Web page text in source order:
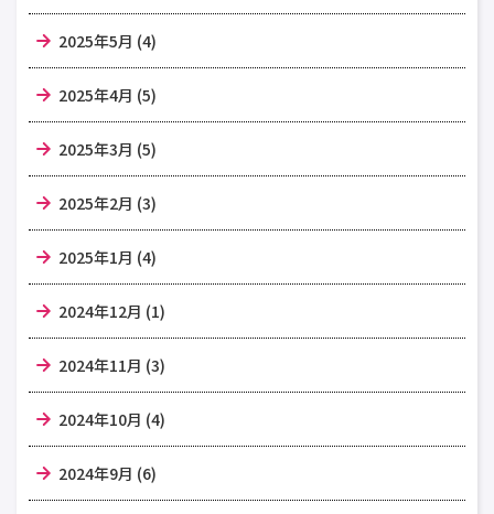
2025年5月 (4)
2025年4月 (5)
2025年3月 (5)
2025年2月 (3)
2025年1月 (4)
2024年12月 (1)
2024年11月 (3)
2024年10月 (4)
2024年9月 (6)